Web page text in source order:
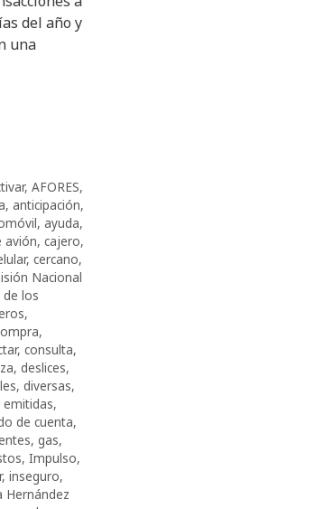
del año y
una
, AFORES,
, anticipación,
, ayuda,
avión, cajero,
, cercano,
Nacional
los
,
,
, consulta,
, deslices,
, diversas,
emitidas,
de cuenta,
, gas,
, Impulso,
, inseguro,
Hernández